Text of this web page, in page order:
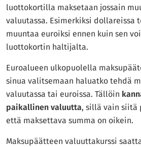
luottokortilla maksetaan jossain
valuutassa. Esimerkiksi dollareissa
muuntaa euroiksi ennen kuin sen
luottokortin haltijalta.
Euroalueen ulkopuolella
sinua valitsemaan haluatko tehdä
valuutassa tai euroissa. Tällöin
paikallinen valuutta, sillä vain siitä
että maksettava summa on oikein.
Maksupäätteen valuuttakurssi